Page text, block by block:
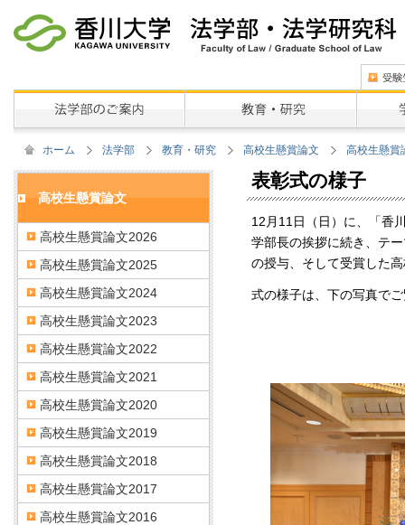
ホーム 法学部 教育・研究 高校生懸賞論文 高校生懸賞
表彰式の様子
12月11日（日）に、「香
学部長の挨拶に続き、テ
の授与、そして受賞した
式の様子は、下の写真で
高校生懸賞論文
高校生懸賞論文2026
高校生懸賞論文2025
高校生懸賞論文2024
高校生懸賞論文2023
高校生懸賞論文2022
高校生懸賞論文2021
高校生懸賞論文2020
高校生懸賞論文2019
高校生懸賞論文2018
高校生懸賞論文2017
高校生懸賞論文2016